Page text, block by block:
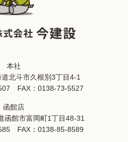
本社
北斗市久根別3丁目4-1
FAX：0138-73-5527
函館店
函館市富岡町1丁目48-31
FAX：0138-85-8589